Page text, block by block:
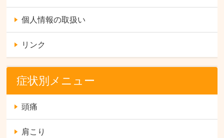
個人情報の取扱い
リンク
症状別メニュー
頭痛
肩こり